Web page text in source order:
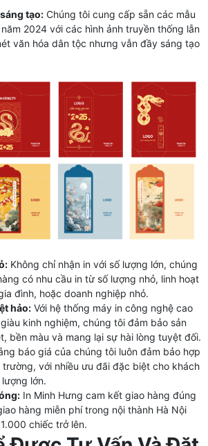
tạo:Chúng tôi cung cấp sẵn các mẫu
2024 với các hình ảnh truyền thống lẫn
văn hóa dân tộc nhưng vẫn đầy sáng tạo
Không chỉ nhận in với số lượng lớn, chúng
có nhu cầu in từ số lượng nhỏ, linh hoạt
đình, hoặc doanh nghiệp nhỏ.
hảo:Với hệ thống máy in công nghệ cao
kinh nghiệm, chúng tôi đảm bảo sản
bền màu và mang lại sự hài lòng tuyệt đối.
báo giá của chúng tôi luôn đảm bảo hợp
với nhiều ưu đãi đặc biệt cho khách
lớn.
In Minh Hưng cam kết giao hàng đúng
hàng miễn phí trong nội thành Hà Nội
chiếc trở lên.